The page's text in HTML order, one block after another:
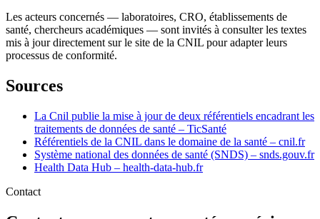
Les acteurs concernés — laboratoires, CRO, établissements de
santé, chercheurs académiques — sont invités à consulter les textes
mis à jour directement sur le site de la CNIL pour adapter leurs
processus de conformité.
Sources
La Cnil publie la mise à jour de deux référentiels encadrant les
traitements de données de santé – TicSanté
Référentiels de la CNIL dans le domaine de la santé – cnil.fr
Système national des données de santé (SNDS) – snds.gouv.fr
Health Data Hub – health-data-hub.fr
Contact